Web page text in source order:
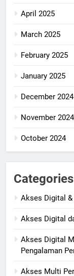
April 2025
March 2025
February 2025
January 2025
December 2024
November 2024
October 2024
Categories
Akses Digital
Akses Digital
Akses Digital
Pengalaman
Akses Multi